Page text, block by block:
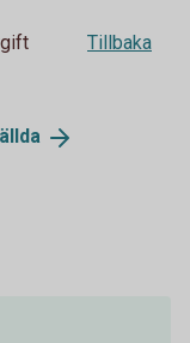
Tillbaka